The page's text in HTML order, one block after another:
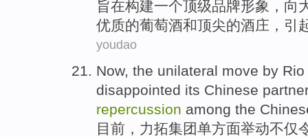
旨在构建一个顶级品牌形象 ，向
优质的葡萄酒和顶尖的酒庄， 引
youdao
Now, the unilateral move by Rio
disappointed its Chinese partner
repercussion among the
目前 ， 力拓集团单方面举动不仅